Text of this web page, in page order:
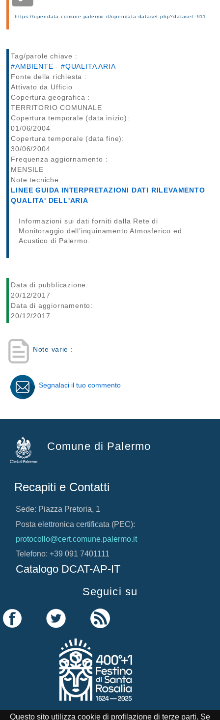
https://opendata.comune.palermo.it/opendata-dataset.php?dataset=911
Tag/parole chiave :
#AMBIENTE -#QUALITA ARIA
Fonte della richiesta :
Attivato da Ufficio
Copertura geografica :
TERRITORIO COMUNALE
Copertura temporale (data inizio):
01/06/2004
Copertura temporale (data fine):
30/06/2004
Frequenza aggiornamento :
MENSILE
Note tecniche:
LINEE GUIDA INTERPRETAZIONI DATI RILEVAMENTO
QUALITA' DELL'ARIA
Informazioni sui dati forniti dalla Rete di
Monitoraggio dell’inquinamento Atmosferico ed
Acustico di Palermo.
Data di pubblicazione:
20/12/2017
Data di aggiornamento:
20/12/2017
Note varie :
Segnalaci il tuo commento
Comune di Palermo
Recapiti e Contatti
Sede: Piazza Pretoria, 1
Posta elettronica certificata (PEC):
protocollo@cert.comune.palermo.it
Telefono: +39 091 7401111
Catalogo DCAT-AP-IT
Seguici su
Questo sito utilizza cookie di profilazione di terze parti. Se